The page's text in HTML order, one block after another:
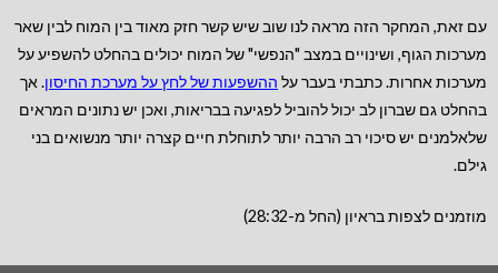
עם זאת, המחקר הזה מראה לנו שוב שיש קשר חזק מאוד בין המוח לבין שאר
מערכות הגוף, ושינויים במצב "הנפשי" של המוח יכולים בהחלט להשפיע על
מערכות אחרות. כתבתי בעבר על ההשפעות של לחץ על מערכת החיסון. אך
בהחלט גם שברון לב יכול להוביל לפגיעה בבריאות, ואכן יש נתונים המראים
שלאלמנים יש סיכוי רב הרבה יותר לתוחלת חיים קצרה יותר מנשואים בני
גילם.
מוזמנים לצפות בראיון (החל מ-28:32)